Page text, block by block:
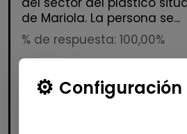
de Mariola. La persona se...
% de respuesta: 100,00%
Me
Configuración